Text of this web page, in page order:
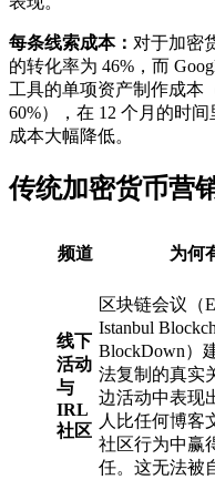
每条线索成本： 对于加密
的转化率为 46%，而
工具的单项资产制作成本
60%），在 12 个月的时
成本大幅降低。
传统加密货币营
频道 为何
线下
活动
与
IRL
社区
区块链会议（
Istanbul
BlockDown）
法复制的真实
边活动中表现
人比任何博客
社区行为中赢
任。这无法被